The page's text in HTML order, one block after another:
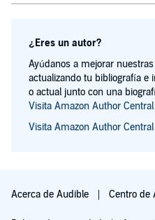
¿Eres un autor?
Ayúdanos a mejorar
actualizando tu bibliografía e
o actual junto con una
Visita Amazon Author Central
Visita Amazon Author Central
Acerca de Audible Centro de